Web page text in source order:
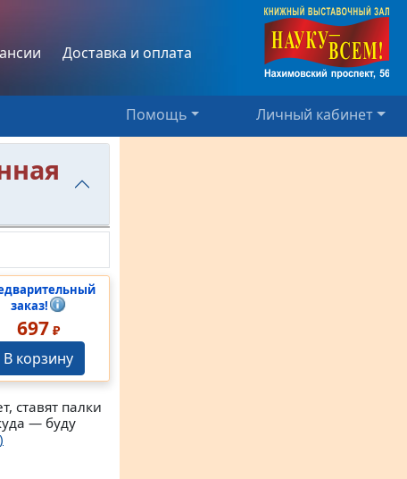
Доставка и оплата
Помощь Личный кабинет
заказ!
697 ₽
В корзину
ставят палки
— буду